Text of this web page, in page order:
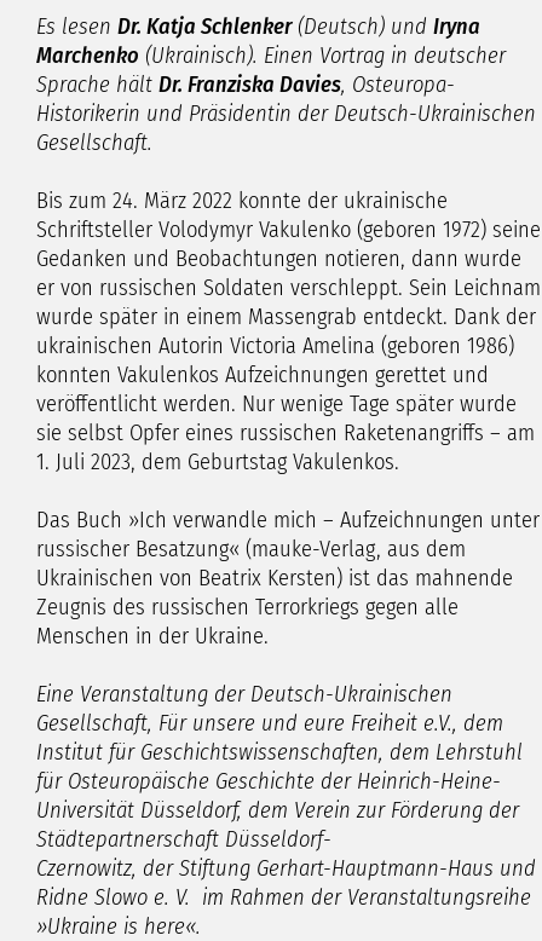
Es lesen Dr. Katja Schlenker(Deutsch) und Iryna
Marchenko (Ukrainisch). Einen Vortrag in deutscher
Sprache hält Dr. Franziska Davies, Osteuropa-
Historikerin und Präsidentin der Deutsch-Ukrainischen
Gesellschaft.
Bis zum 24. März 2022 konnte der ukrainische
Schriftsteller Volodymyr Vakulenko (geboren 1972) seine
Gedanken und Beobachtungen notieren, dann wurde
er von russischen Soldaten verschleppt. Sein Leichnam
wurde später in einem Massengrab entdeckt. Dank der
ukrainischen Autorin Victoria Amelina (geboren 1986)
konnten Vakulenkos Aufzeichnungen gerettet und
veröffentlicht werden. Nur wenige Tage später wurde
sie selbst Opfer eines russischen Raketenangriffs – am
1. Juli 2023, dem Geburtstag Vakulenkos.
Das Buch »Ich verwandle mich – Aufzeichnungen unter
russischer Besatzung« (mauke-Verlag, aus dem
Ukrainischen von Beatrix Kersten) ist das mahnende
Zeugnis des russischen Terrorkriegs gegen alle
Menschen in der Ukraine.
Eine Veranstaltung der Deutsch-Ukrainischen
Gesellschaft, Für unsere und eure Freiheit e.V., dem
Institut für Geschichtswissenschaften, dem Lehrstuhl
für Osteuropäische Geschichte der Heinrich-Heine-
Universität Düsseldorf, dem Verein zur Förderung der
Städtepartnerschaft Düsseldorf-
Czernowitz, der Stiftung Gerhart-Hauptmann-Haus und
Ridne Slowo e. V. im Rahmen der Veranstaltungsreihe
»Ukraine is here«.